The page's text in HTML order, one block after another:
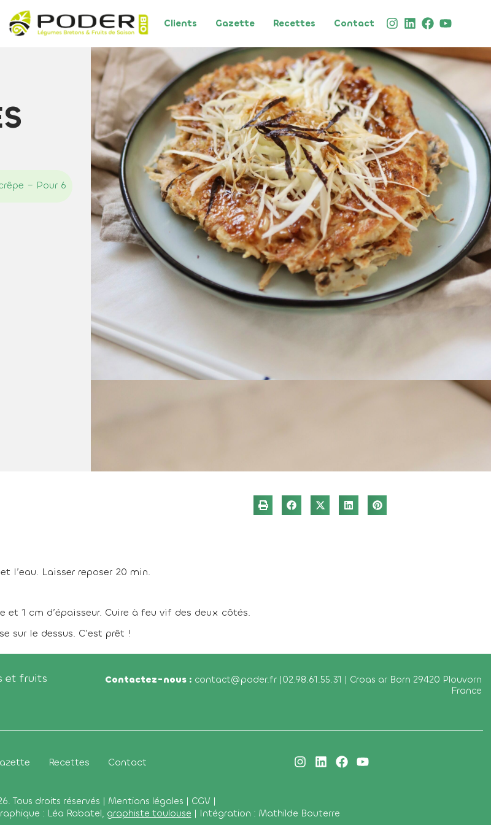
Clients Gazette Recettes Contact
– Pour 6
l’eau. Laisser reposer 20 min.
1 cm d’épaisseur. Cuire à feu vif des deux côtés.
sur le dessus. C’est prêt !
et fruits
Contactez-nous : contact@poder.fr |02.98.61.55.31 | Croas ar Born 29420 Plouvorn
France
Recettes Contact
Tous droits réservés | Mentions légales | CGV|
: Léa Rabatel, graphiste toulouse | Intégration : Mathilde Bouterre